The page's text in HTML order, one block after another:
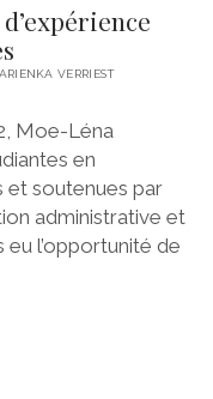
VERRIEST
Moe-Léna
en
et soutenues par
administrative et
l’opportunité de